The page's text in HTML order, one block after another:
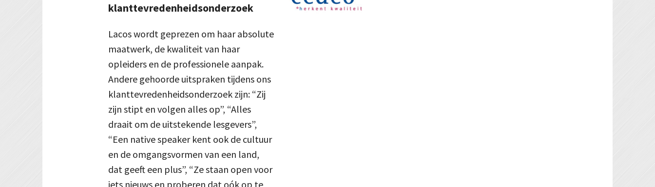
klanttevredenheidsonderzoek
Lacos wordt geprezen om haar absolute
maatwerk, de kwaliteit van haar
opleiders en de professionele aanpak.
Andere gehoorde uitspraken tijdens ons
klanttevredenheidsonderzoek zijn: “Zij
zijn stipt en volgen alles op”, “Alles
draait om de uitstekende lesgevers”,
“Een native speaker kent ook de cultuur
en de omgangsvormen van een land,
dat geeft een plus”, “Ze staan open voor
iets nieuws en proberen dat oók op te